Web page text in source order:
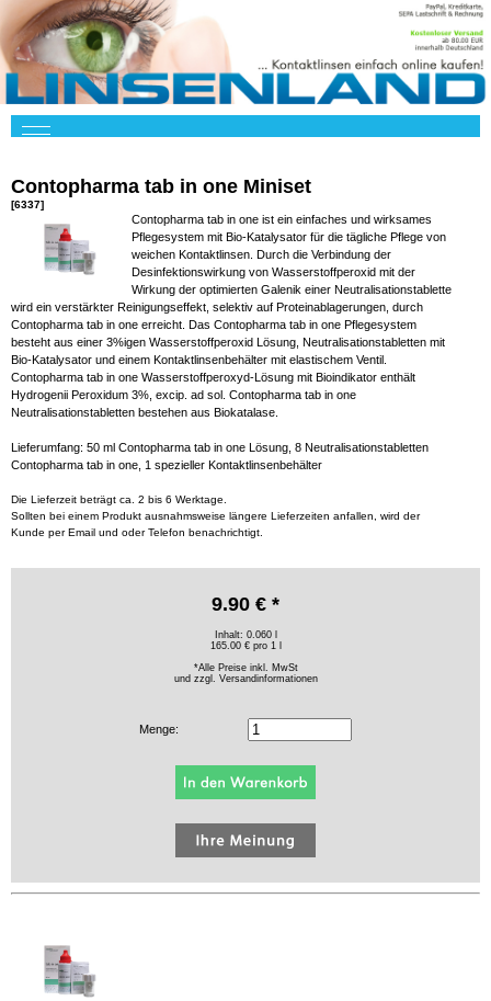
Contopharma tab in one Miniset
[6337]
Contopharma tab in one ist ein einfaches und wirksames
Pflegesystem mit Bio-Katalysator für die tägliche Pflege von
weichen Kontaktlinsen. Durch die Verbindung der
Desinfektionswirkung von Wasserstoffperoxid mit der
Wirkung der optimierten Galenik einer Neutralisationstablette
wird ein verstärkter Reinigungseffekt, selektiv auf Proteinablagerungen, durch
Contopharma tab in one erreicht. Das Contopharma tab in one Pflegesystem
besteht aus einer 3%igen Wasserstoffperoxid Lösung, Neutralisationstabletten mit
Bio-Katalysator und einem Kontaktlinsenbehälter mit elastischem Ventil.
Contopharma tab in one Wasserstoffperoxyd-Lösung mit Bioindikator enthält
Hydrogenii Peroxidum 3%, excip. ad sol. Contopharma tab in one
Neutralisationstabletten bestehen aus Biokatalase.
Lieferumfang: 50 ml Contopharma tab in one Lösung, 8 Neutralisationstabletten
Contopharma tab in one, 1 spezieller Kontaktlinsenbehälter
Die Lieferzeit beträgt ca. 2 bis 6 Werktage.
Sollten bei einem Produkt ausnahmsweise längere Lieferzeiten anfallen, wird der
Kunde per Email und oder Telefon benachrichtigt.
9.90 € *
Inhalt: 0.060 l
165.00 € pro 1 l
*Alle Preise inkl. MwSt
und zzgl. Versandinformationen
Menge: